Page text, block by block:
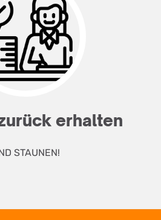
erhalten
STAUNEN!